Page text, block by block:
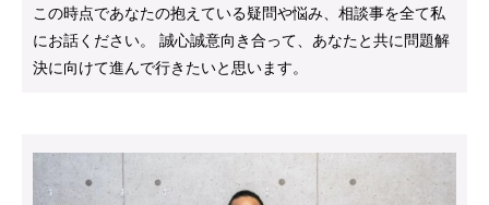
この時点であなたの抱えている疑問や悩み、相談事を全て私
にお話ください。 誠心誠意向き合って、あなたと共に問題解
決に向けて進んで行きたいと思います。